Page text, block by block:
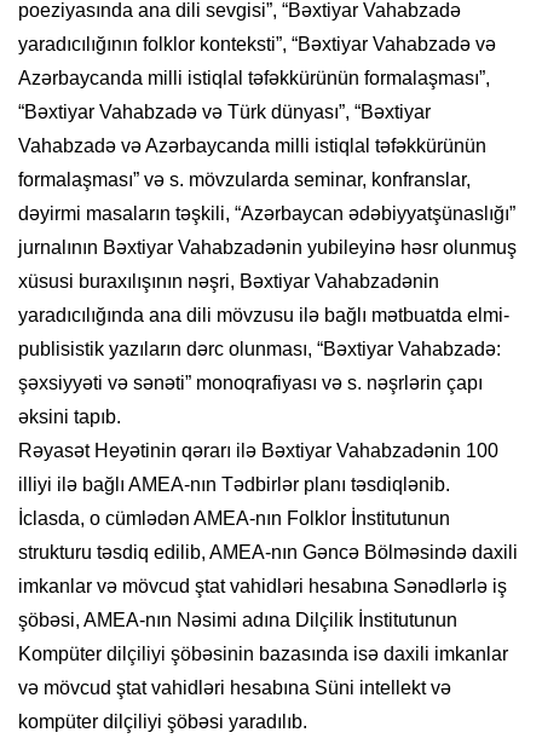
poeziyasında ana dili sevgisi”, “Bəxtiyar Vahabzadə
yaradıcılığının folklor konteksti”, “Bəxtiyar Vahabzadə və
Azərbaycanda milli istiqlal təfəkkürünün formalaşması”,
“Bəxtiyar Vahabzadə və Türk dünyası”, “Bəxtiyar
Vahabzadə və Azərbaycanda milli istiqlal təfəkkürünün
formalaşması” və s. mövzularda seminar, konfranslar,
dəyirmi masaların təşkili, “Azərbaycan ədəbiyyatşünaslığı”
jurnalının Bəxtiyar Vahabzadənin yubileyinə həsr olunmuş
xüsusi buraxılışının nəşri, Bəxtiyar Vahabzadənin
yaradıcılığında ana dili mövzusu ilə bağlı mətbuatda elmi-
publisistik yazıların dərc olunması, “Bəxtiyar Vahabzadə:
şəxsiyyəti və sənəti” monoqrafiyası və s. nəşrlərin çapı
əksini tapıb.
Rəyasət Heyətinin qərarı ilə Bəxtiyar Vahabzadənin 100
illiyi ilə bağlı AMEA-nın Tədbirlər planı təsdiqlənib.
İclasda, o cümlədən AMEA-nın Folklor İnstitutunun
strukturu təsdiq edilib, AMEA-nın Gəncə Bölməsində daxili
imkanlar və mövcud ştat vahidləri hesabına Sənədlərlə iş
şöbəsi, AMEA-nın Nəsimi adına Dilçilik İnstitutunun
Kompüter dilçiliyi şöbəsinin bazasında isə daxili imkanlar
və mövcud ştat vahidləri hesabına Süni intellekt və
kompüter dilçiliyi şöbəsi yaradılıb.